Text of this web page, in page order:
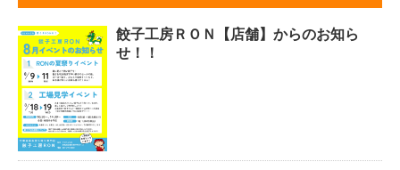
餃子工房ＲＯＮ【店舗】からのお知ら
せ！！